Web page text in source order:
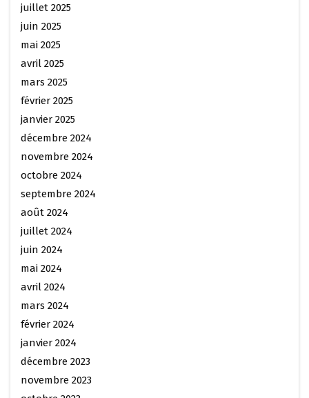
juillet 2025
juin 2025
mai 2025
avril 2025
mars 2025
février 2025
janvier 2025
décembre 2024
novembre 2024
octobre 2024
septembre 2024
août 2024
juillet 2024
juin 2024
mai 2024
avril 2024
mars 2024
février 2024
janvier 2024
décembre 2023
novembre 2023